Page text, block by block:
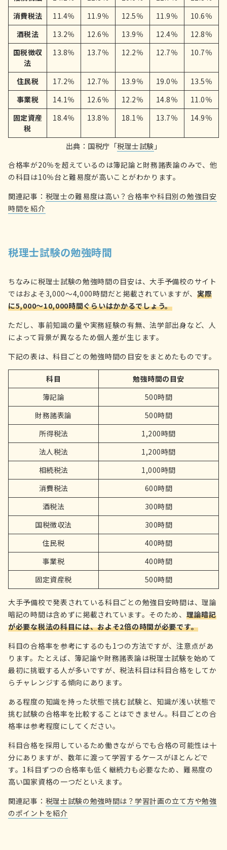
消費税法
11.4％ 11.9％ 12.5％ 11.9％
10.6％
酒税法
13.2％ 12.6％ 13.9％ 12.4％
12.8％
国税徴収
法
13.8％ 13.7％ 12.2％ 12.7％ 10.7％
住民税 17.2％ 12.7％ 13.9％ 19.0％
13.5％
事業税
14.1％ 12.6％ 12.2％ 14.8％
11.0％
固定資産
税
18.4％ 13.8％ 18.1％ 13.7％ 14.9％
出典：国税庁「税理士試験 」
合格率が20％を超えているのは簿記論と財務諸表論のみで、他
の科目は10％台と難易度が高いことがわかります。
関連記事： 税理士の難易度は高い？合格率や科目別の勉強目安
時間を紹介
税理士試験の勉強時間
ちなみに税理士試験の勉強時間の目安は、大手予備校のサイト
ではおよそ3,000～4,000時間だと掲載されていますが、 実際
に5,000～10,000時間ぐらいはかかるでしょう。
ただし、事前知識の量や実務経験の有無、法学部出身など、人
によって背景が異なるため個人差が生じます。
下記の表は、科目ごとの勉強時間の目安をまとめたものです。
科目
勉強時間の目安
簿記論
500時間
財務諸表論
500時間
所得税法
1,200時間
法人税法
1,200時間
相続税法
1,000時間
消費税法
600時間
酒税法
300時間
国税徴収法
300時間
住民税
400時間
事業税
400時間
固定資産税
500時間
大手予備校で発表されている科目ごとの勉強目安時間は、理論
暗記の時間は含めずに掲載されています。そのため、 理論暗記
が必要な税法の科目には、およそ2倍の時間が必要です。
科目の合格率を参考にするのも1つの方法ですが、注意点があ
ります。たとえば、簿記論や財務諸表論は税理士試験を始めて
最初に挑戦する人が多いですが、税法科目は科目合格をしてか
らチャレンジする傾向にあります。
ある程度の知識を持った状態で挑む試験と、知識が浅い状態で
挑む試験の合格率を比較することはできません。科目ごとの合
格率は参考程度にしてください。
科目合格を採用しているため働きながらでも合格の可能性は十
分にありますが、数年に渡って学習するケースがほとんどで
す。1科目ずつの合格率も低く継続力も必要なため、難易度の
高い国家資格の一つだといえます。
関連記事： 税理士試験の勉強時間は？学習計画の立て方や勉強
のポイントを紹介